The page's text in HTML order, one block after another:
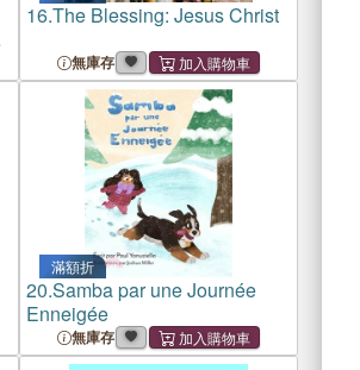
16.The Blessing: Jesus Christ
無庫存
滿額折
20.Samba par une Journée
Enneigée
無庫存